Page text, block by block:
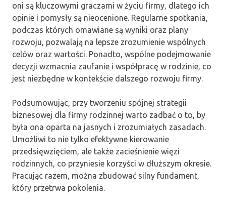
oni są kluczowymi graczami w życiu firmy, dlatego ich
opinie i pomysły są nieocenione. Regularne spotkania,
podczas których omawiane są wyniki oraz plany
rozwoju, pozwalają na lepsze zrozumienie wspólnych
celów oraz wartości. Ponadto, wspólne podejmowanie
decyzji wzmacnia zaufanie i współpracę w rodzinie, co
jest niezbędne w kontekście dalszego rozwoju firmy.
Podsumowując, przy tworzeniu spójnej strategii
biznesowej dla firmy rodzinnej warto zadbać o to, by
była ona oparta na jasnych i zrozumiałych zasadach.
Umożliwi to nie tylko efektywne kierowanie
przedsięwzięciem, ale także zacieśnienie więzi
rodzinnych, co przyniesie korzyści w dłuższym okresie.
Pracując razem, można zbudować silny fundament,
który przetrwa pokolenia.